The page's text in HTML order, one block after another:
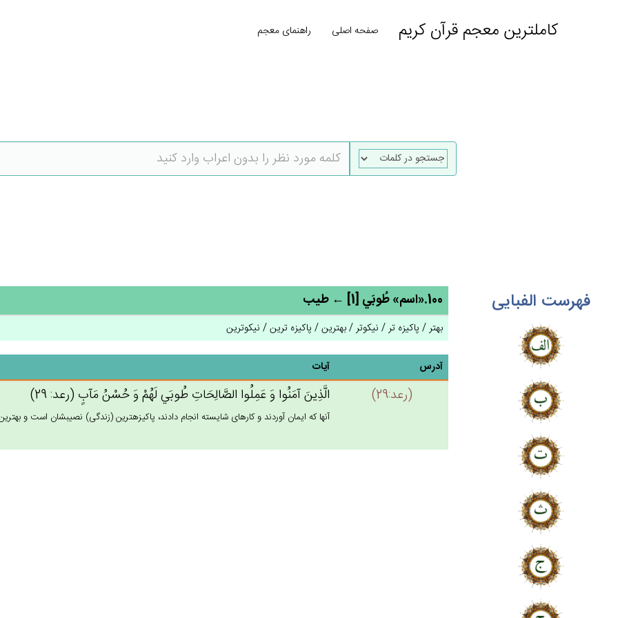
کاملترین معجم قرآن کریم صفحه اصلی راهنمای معجم
فهرست الفبایی 100.«اسم» طُوبَي‌ [1] ← طیب
بهتر / پاکیزه تر / نیکوتر / بهترین / پاکیزه ترین / نیکوترین
آدرس آیات
(رعد:29) الَّذِين‌َ آمَنُوا وَ عَمِلُوا الصَّالِحَات‌ِ طُوبَي‌ لَهُم‌ْ وَ حُسْن‌ُ مَآب‌ٍ (رعد: 29)
آنها كه ايمان آوردند و كارهاى شايسته انجام دادند، پاكيزه‏ترين (زندگى) نصيبشان است و بهترين